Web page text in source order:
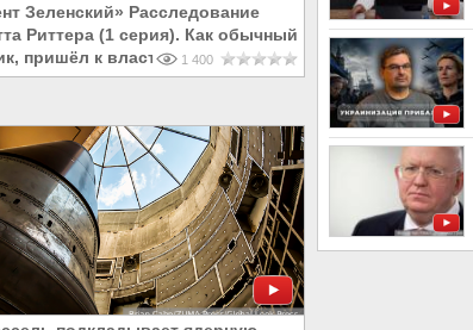
Зеленский» Расследование
Риттера (1 серия). Как обычный
пришёл к власти
1 400